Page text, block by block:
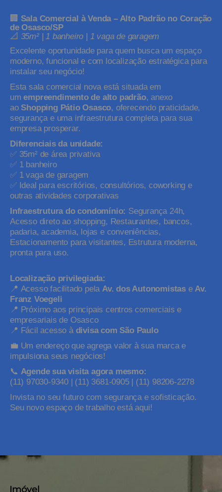
🏢 Sala Comercial à Venda – Alto Padrão no Coração
de Osasco/SP
📐 35m² | 1 banheiro | 1 vaga de garagem
Excelente oportunidade para quem busca um espaço
moderno, funcional e com localização estratégica para
instalar seu negócio!
Esta sala comercial nova está situada em
umempreendimento de alto padrão, anexo
aoShopping Pátio Osasco, oferecendo praticidade,
segurança e uma infraestrutura completa para sua
empresa prosperar.
Diferenciais da unidade:
✅35m² de área privativa
✅1 banheiro
✅1 vaga de garagem
✅Ideal para escritórios, consultórios, coworking e
outras atividades corporativas
Infraestrutura do condomínio: Segurança 24h,
Acesso direto ao shopping, Restaurantes, bancos,
padaria, academia, lojas e conveniências,
Estacionamento para visitantes, Estrutura moderna,
pronta para uso.
Localização privilegiada:
📍 Acesso facilitado pelaAv. dos Autonomistas eAv.
Franz Voegeli
📍 Próximo aos principais centros comerciais e
empresariais de Osasco
📍 Fácil acesso à divisa com São Paulo
💼 Um endereço que agrega valor à sua marca e
impulsiona seus negócios!
📞 Agende sua visita agora mesmo:
(11) 97030-9340 | (11) 3681-0905 | (11) 98206-2278
Invista no seu futuro com segurança e sofisticação.
Seu novo espaço de trabalho está aqui!
Imóvel